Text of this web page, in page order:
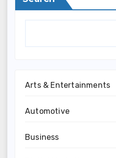
Arts & Entertainments
Automotive
Business